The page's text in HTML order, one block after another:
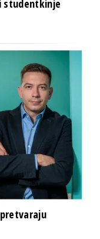
studentkinje